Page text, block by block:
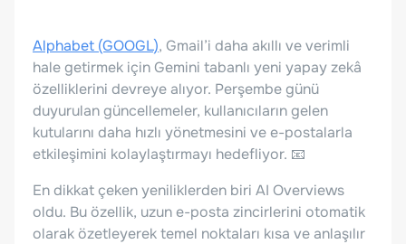
Alphabet (GOOGL), Gmail’i daha akıllı ve verimli
hale getirmek için Gemini tabanlı yeni yapay zekâ
özelliklerini devreye alıyor. Perşembe günü
duyurulan güncellemeler, kullanıcıların gelen
kutularını daha hızlı yönetmesini ve e-postalarla
etkileşimini kolaylaştırmayı hedefliyor. 📧
En dikkat çeken yeniliklerden biri AI Overviews
oldu. Bu özellik, uzun e-posta zincirlerini otomatik
olarak özetleyerek temel noktaları kısa ve anlaşılır